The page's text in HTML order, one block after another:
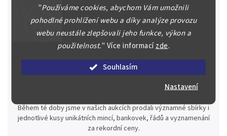
"Používáme cookies, abychom Vám umožnili
pohodlné prohlížení webu a díky analýze provozu
webu neustále zlepšovali jeho funkce, výkon a
použitelnost." Více informacízde.
Souhlasím
Nastavení
Špičkové služby za nejlepší ceny
Náš kolektiv specialistů a znalců se Vám bude plně věnovat.
Posoudíme kvalitu a pravost Vašeho materiálu, prodáme v naší
aukci nebo Vám poradíme kam investovat.
Během té doby jsme v našich aukcích prodali významné sbírky i
jednotlivé kusy unikátních mincí, bankovek, řádů a vyznamenání
za rekordní ceny.